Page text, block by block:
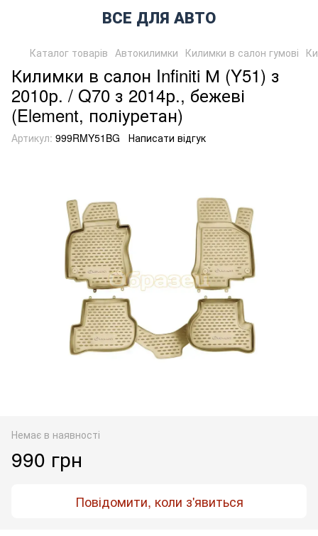
ВСЕ ДЛЯ АВТО
Каталог товарів Автокилимки Килимки в салон гумові
Килимки в салон Infiniti М (Y51) з
2010р. / Q70 з 2014р., бежеві
(Element, поліуретан)
Артикул: 999RMY51BG Написати відгук
Немає в наявності
990 грн
Повідомити, коли з'явиться